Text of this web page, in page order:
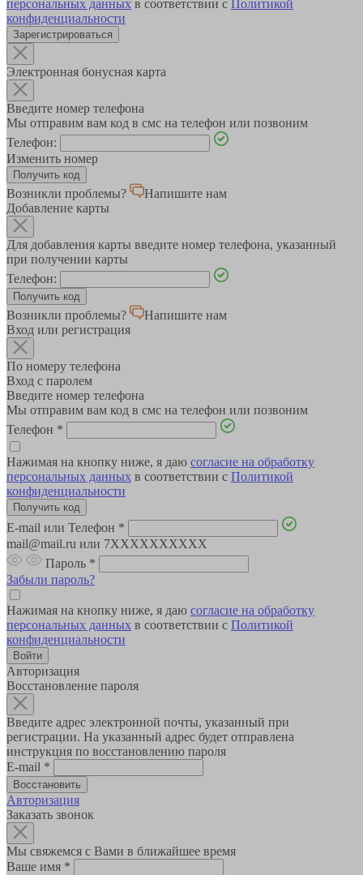
персональных данных в соответствии с
Политикой
конфиденциальности
Зарегистрироваться
Электронная бонусная карта
Введите номер телефона
Мы отправим вам код в смс на телефон или позвоним
Телефон:
Изменить номер
Возникли проблемы?
Напишите нам
Добавление карты
Для добавления карты введите номер телефона, указанный
при получении карты
Телефон:
Возникли проблемы?
Напишите нам
Вход или регистрация
По номеру телефона
Вход с паролем
Введите номер телефона
Мы отправим вам код в смс на телефон или позвоним
Телефон *
Нажимая на кнопку ниже, я даю согласие на обработку
персональных данных в соответствии с Политикой
конфиденциальности
E-mail или Телефон *
mail@mail.ru или 7XXXXXXXXXX
Пароль *
Забыли пароль?
Нажимая на кнопку ниже, я даю согласие на обработку
персональных данных в соответствии с Политикой
конфиденциальности
Авторизация
Восстановление пароля
Введите адрес электронной почты, указанный при
регистрации. На указанный адрес будет отправлена
инструкция по восстановлению пароля
E-mail *
Авторизация
Заказать звонок
Мы свяжемся с Вами в ближайшее время
Ваше имя *